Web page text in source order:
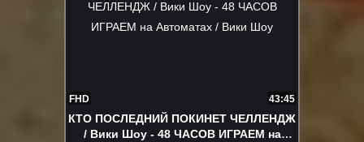
FHD 43:45
КТО ПОСЛЕДНИЙ ПОКИНЕТ ЧЕЛЛЕНДЖ
/ Вики Шоу - 48 ЧАСОВ ИГРАЕМ на